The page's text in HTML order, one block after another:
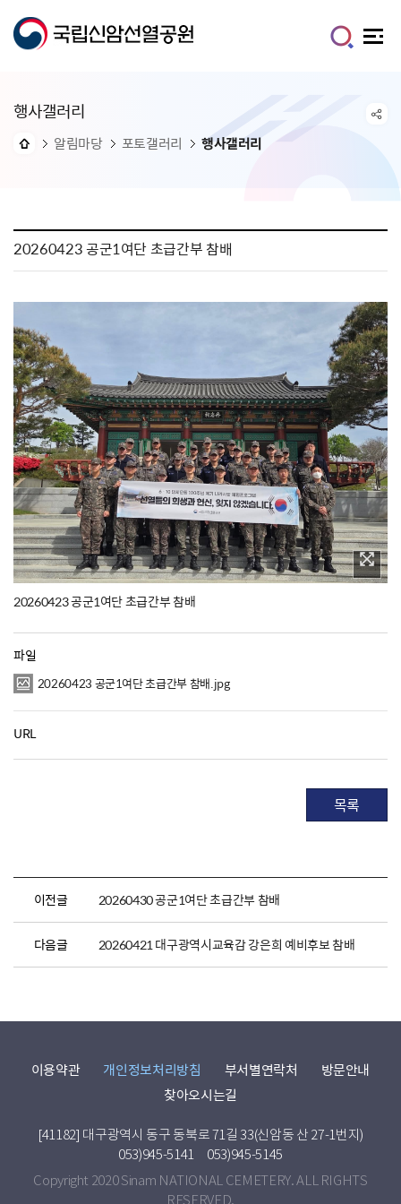
행사갤러리
알림마당 포토갤러리 행사갤러리
20260423 공군1여단 초급간부 참배
20260423 공군1여단 초급간부 참배
파일
20260423 공군1여단 초급간부 참배.jpg
URL
목록
이전글 20260430 공군1여단 초급간부 참배
다음글 20260421 대구광역시교육감 강은희 예비후보 참배
이용약관 개인정보처리방침 부서별연락처
방문안내
찾아오시는길
[41182] 대구광역시 동구 동북로 71길 33(신암동 산 27-1번지)
053)945-5141
053)945-5145
Copyright 2020 Sinam NATIONAL CEMETERY. ALL RIGHTS
RESERVED.